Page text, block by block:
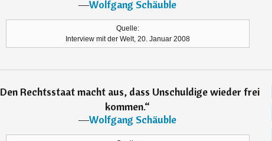
―Wolfgang Schäuble
Quelle:
Interview mit der Welt, 20. Januar 2008
Den Rechtsstaat macht aus, dass Unschuldige wieder frei
kommen.“
―Wolfgang Schäuble